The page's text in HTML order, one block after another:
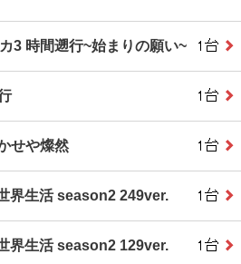
3 時間遡行~始まりの願い~
せや燦然
界生活 season2 249ver.
界生活 season2 129ver.